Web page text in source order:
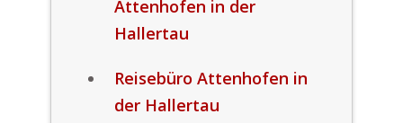
Attenhofen in der
Hallertau
Reisebüro Attenhofen in
der Hallertau